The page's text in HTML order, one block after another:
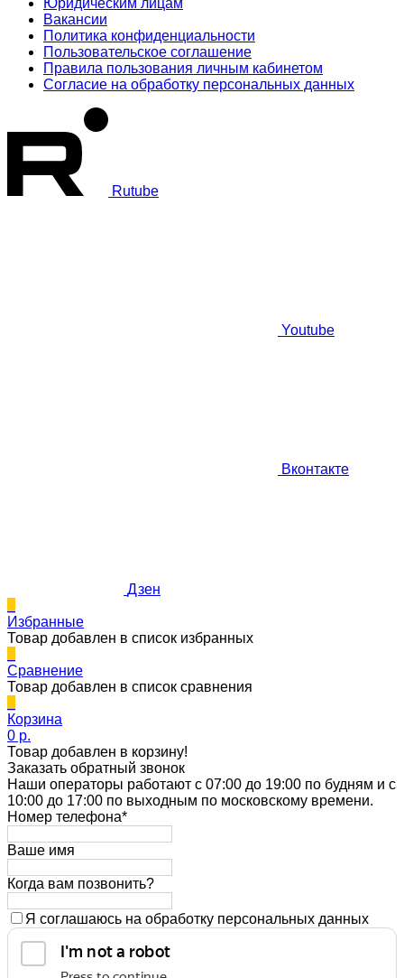
Вакансии
Политика конфиденциальности
Пользовательское соглашение
Правила пользования личным кабинетом
Согласие на обработку персональных данных
Rutube
Youtube
Вконтакте
Дзен
Избранные
Товар добавлен в список избранных
Сравнение
Товар добавлен в список сравнения
Корзина
0 p.
Товар добавлен в корзину!
Заказать обратный звонок
Наши операторы работают с 07:00 до 19:00 по будням и с
10:00 до 17:00 по выходным по московскому времени.
Номер телефона*
Ваше имя
Когда вам позвонить?
Я соглашаюсь на обработку персональных данных